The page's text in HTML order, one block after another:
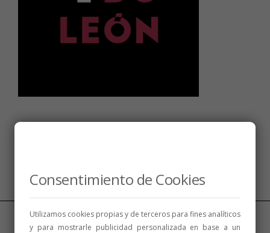
Consentimiento de Cookies
Utilizamos cookies propias y de terceros para fines analíticos
y para mostrarle publicidad personalizada en base a un